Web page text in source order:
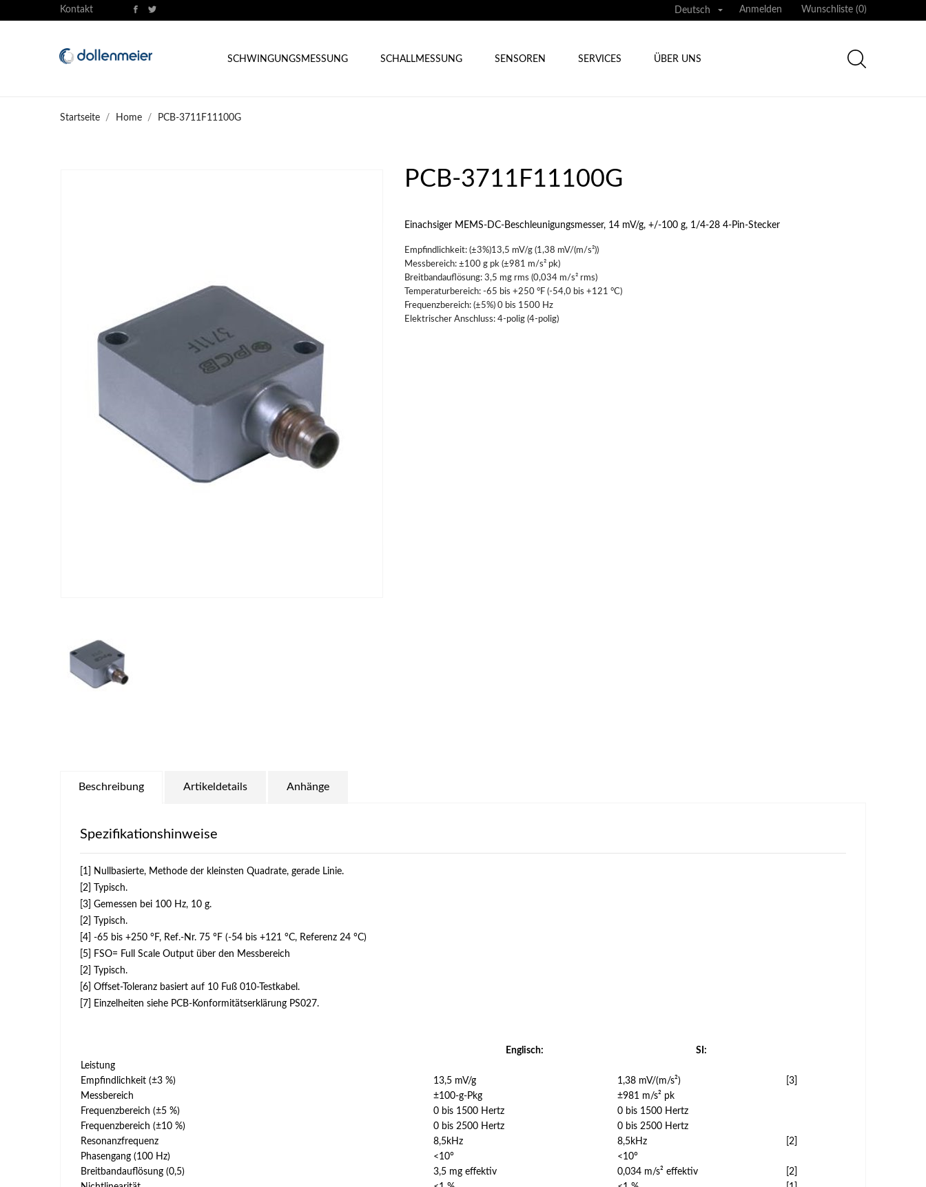
Kontakt Deutsch  Anmelden Wunschliste (0)
SCHWINGUNGSMESSUNG SCHALLMESSUNG SENSOREN SERVICES ÜBER UNS
Startseite Home PCB-3711F11100G
PCB-3711F11100G
Einachsiger MEMS-DC-Beschleunigungsmesser, 14 mV/g, +/-100 g, 1/4-28 4-Pin-Stecker
Empfindlichkeit: (±3%)13,5 mV/g (1,38 mV/(m/s²))
Messbereich: ±100 g pk (±981 m/s² pk)
Breitbandauflösung: 3,5 mg rms (0,034 m/s² rms)
Temperaturbereich: -65 bis +250 °F (-54,0 bis +121 °C)
Frequenzbereich: (±5%) 0 bis 1500 Hz
Elektrischer Anschluss: 4-polig (4-polig)
Beschreibung Artikeldetails Anhänge
Spezifikationshinweise
[1] Nullbasierte, Methode der kleinsten Quadrate, gerade Linie.
[2] Typisch.
[3] Gemessen bei 100 Hz, 10 g.
[2] Typisch.
[4] -65 bis +250 °F, Ref.-Nr. 75 °F (-54 bis +121 °C, Referenz 24 °C)
[5] FSO= Full Scale Output über den Messbereich
[2] Typisch.
[6] Offset-Toleranz basiert auf 10 Fuß 010-Testkabel.
[7] Einzelheiten siehe PCB-Konformitätserklärung PS027.
Englisch:
SI:
Leistung
Empfindlichkeit (±3 %)
13,5 mV/g 1,38 mV/(m/s²)
[3]
Messbereich
±100-g-Pkg
±981 m/s² pk
Frequenzbereich (±5 %)
0 bis 1500 Hertz
0 bis 1500 Hertz
Frequenzbereich (±10 %)
0 bis 2500 Hertz
0 bis 2500 Hertz
Resonanzfrequenz
8,5kHz 8,5kHz
[2]
Phasengang (100 Hz)
<10°
<10°
Breitbandauflösung (0,5)
3,5 mg effektiv 0,034 m/s² effektiv
[2]